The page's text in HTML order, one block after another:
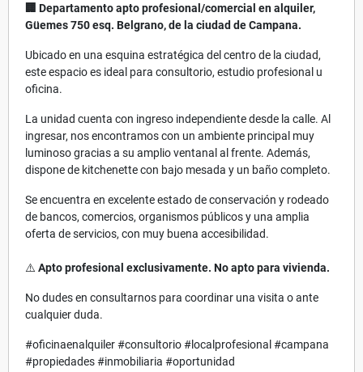
🏢 Departamento apto profesional/comercial en alquiler,
Güemes 750 esq. Belgrano, de la ciudad de Campana.
Ubicado en una esquina estratégica del centro de la ciudad,
este espacio es ideal para consultorio, estudio profesional u
oficina.
La unidad cuenta con ingreso independiente desde la calle. Al
ingresar, nos encontramos con un ambiente principal muy
luminoso gracias a su amplio ventanal al frente. Además,
dispone de kitchenette con bajo mesada y un baño completo.
Se encuentra en excelente estado de conservación y rodeado
de bancos, comercios, organismos públicos y una amplia
oferta de servicios, con muy buena accesibilidad.
⚠️ Apto profesional exclusivamente. No apto para vivienda.
No dudes en consultarnos para coordinar una visita o ante
cualquier duda.
#oficinaenalquiler #consultorio #localprofesional #campana
#propiedades #inmobiliaria #oportunidad